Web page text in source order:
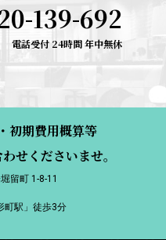
139-692
電話受付 24時間 年中無休
初期費用概算等
せくださいませ。
留町 1-8-11
町駅」徒歩3分